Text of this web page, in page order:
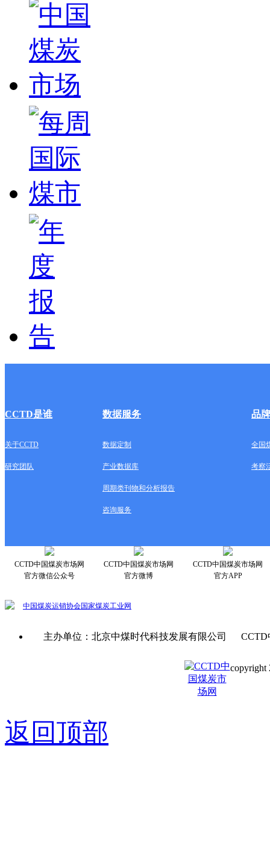
CCTD是谁 数据服务 品
关于CCTD 数据定制 全国
研究团队 产业数据库 考察
周期类刊物和分析报告
咨询服务
CCTD中国煤炭市场网
官方微信公众号
CCTD中国煤炭市场网
官方微博
CCTD中国煤炭市场网
官方APP
中国煤炭运销协会国家煤炭工业网
主办单位：北京中煤时代科技发展有限公司
copyright
返回顶部